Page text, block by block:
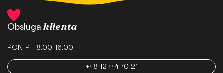
Obsługa klienta
PON-PT 8:00-16:00
+48 12 444 70 21